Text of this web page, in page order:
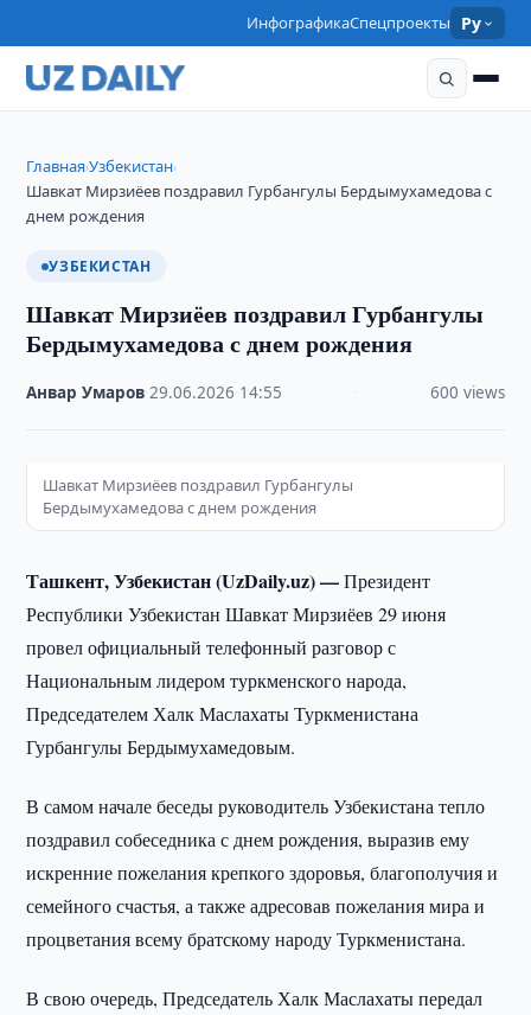
ИнфографикаСпецпроекты Ру
Главная›Узбекистан›
Шавкат Мирзиёев поздравил Гурбангулы Бердымухамедова с
днем рождения
УЗБЕКИСТАН
Шавкат Мирзиёев поздравил Гурбангулы
Бердымухамедова с днем рождения
Анвар Умаров ·29.06.2026 14:55 600 views
Шавкат Мирзиёев поздравил Гурбангулы
Бердымухамедова с днем рождения
Ташкент, Узбекистан (UzDaily.uz) —Президент
Республики Узбекистан Шавкат Мирзиёев 29 июня
провел официальный телефонный разговор с
Национальным лидером туркменского народа,
Председателем Халк Маслахаты Туркменистана
Гурбангулы Бердымухамедовым.
В самом начале беседы руководитель Узбекистана тепло
поздравил собеседника с днем рождения, выразив ему
искренние пожелания крепкого здоровья, благополучия и
семейного счастья, а также адресовав пожелания мира и
процветания всему братскому народу Туркменистана.
В свою очередь, Председатель Халк Маслахаты передал